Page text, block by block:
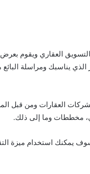
العقاري ويقوم
يناسبك ومراسلة
العقارات ومن قبل
مخططات وما إلى ذلك.
يمكنك استخدام ميزة